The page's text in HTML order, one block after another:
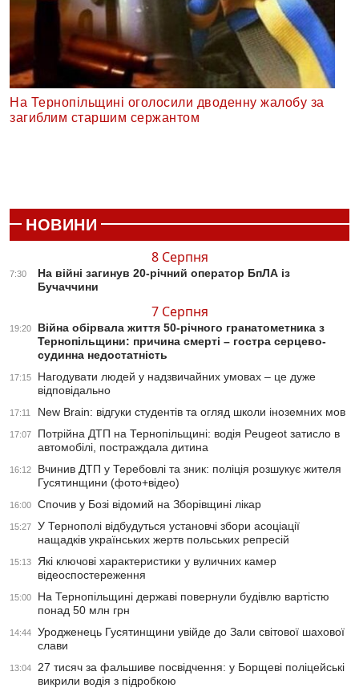
На Тернопільщині оголосили дводенну жалобу за
загиблим старшим сержантом
НОВИНИ
8 Серпня
7:30
На війні загинув 20-річний оператор БпЛА із
Бучаччини
7 Серпня
19:20
Війна обірвала життя 50-річного гранатометника з
Тернопільщини: причина смерті – гостра серцево-
судинна недостатність
17:15
Нагодувати людей у надзвичайних умовах – це дуже
відповідально
17:11 New Brain: відгуки студентів та огляд школи іноземних мов
17:07
Потрійна ДТП на Тернопільщині: водія Peugeot затисло в
автомобілі, постраждала дитина
16:12
Вчинив ДТП у Теребовлі та зник: поліція розшукує жителя
Гусятинщини (фото+відео)
16:00 Спочив у Бозі відомий на Зборівщині лікар
15:27
У Тернополі відбудуться установчі збори асоціації
нащадків українських жертв польських репресій
15:13
Які ключові характеристики у вуличних камер
відеоспостереження
15:00
На Тернопільщині державі повернули будівлю вартістю
понад 50 млн грн
14:44
Уродженець Гусятинщини увійде до Зали світової шахової
слави
13:04
27 тисяч за фальшиве посвідчення: у Борщеві поліцейські
викрили водія з підробкою